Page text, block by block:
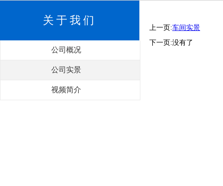
关于我们
公司概况
公司实景
视频简介
上一页:车间实景
下一页:没有了